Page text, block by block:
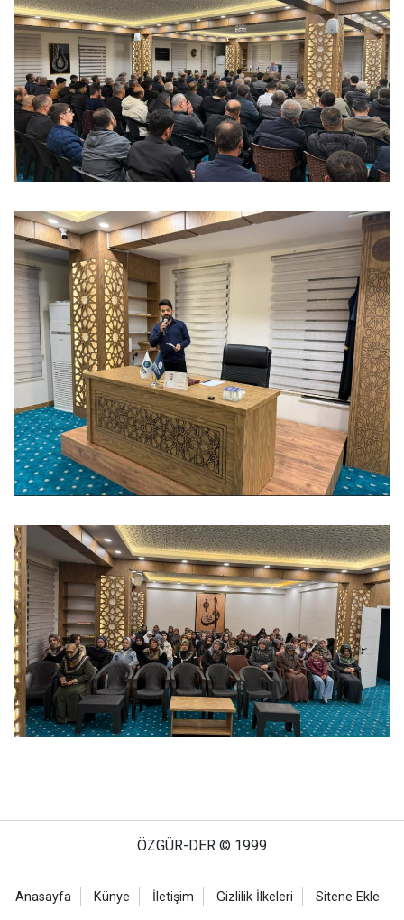
ÖZGÜR-DER © 1999
Anasayfa Künye İletişim Gizlilik İlkeleri Sitene Ekle